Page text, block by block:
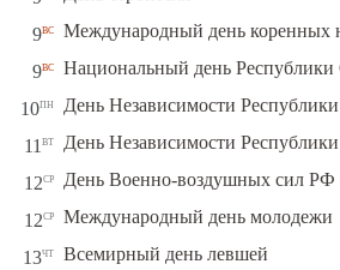
9вс Международный день коренных
9вс Национальный день Республики
10пн День Независимости
11 вт День Независимости
12ср День Военно-воздушных сил
12ср Международный день молодежи
13чт Всемирный день левшей